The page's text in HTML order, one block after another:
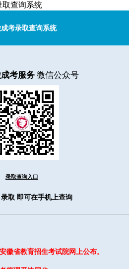
取查询系统
考录取查询系统
考服务微信公众号
录取查询入口
录取 即可在手机上查询
徽省教育招生考试院网上公布。